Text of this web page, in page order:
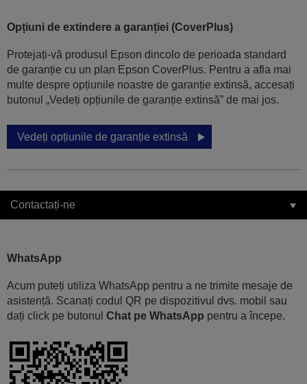
Opțiuni de extindere a garanției (CoverPlus)
Protejați-vă produsul Epson dincolo de perioada standard
de garanție cu un plan Epson CoverPlus. Pentru a afla mai
multe despre opțiunile noastre de garanție extinsă, accesați
butonul „Vedeți opțiunile de garanție extinsă” de mai jos.
Vedeți opțiunile de garanție extinsă
Contactați-ne
WhatsApp
Acum puteți utiliza WhatsApp pentru a ne trimite mesaje de
asistență. Scanați codul QR pe dispozitivul dvs. mobil sau
dați click pe butonul Chat pe WhatsApp pentru a începe.